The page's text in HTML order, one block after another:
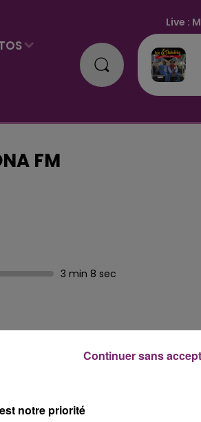
Live :
FM
3 min 8 sec
sur Mona FM
notre priorité
Continuer sans